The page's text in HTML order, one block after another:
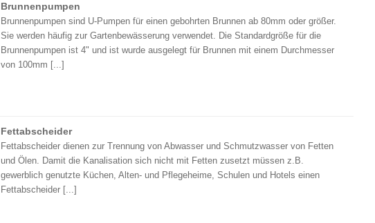
Brunnenpumpen
Brunnenpumpen sind U-Pumpen für einen gebohrten Brunnen ab 80mm oder größer.
Sie werden häufig zur Gartenbewässerung verwendet. Die Standardgröße für die
Brunnenpumpen ist 4" und ist wurde ausgelegt für Brunnen mit einem Durchmesser
von 100mm [...]
Fettabscheider
Fettabscheider dienen zur Trennung von Abwasser und Schmutzwasser von Fetten
und Ölen. Damit die Kanalisation sich nicht mit Fetten zusetzt müssen z.B.
gewerblich genutzte Küchen, Alten- und Pflegeheime, Schulen und Hotels einen
Fettabscheider [...]